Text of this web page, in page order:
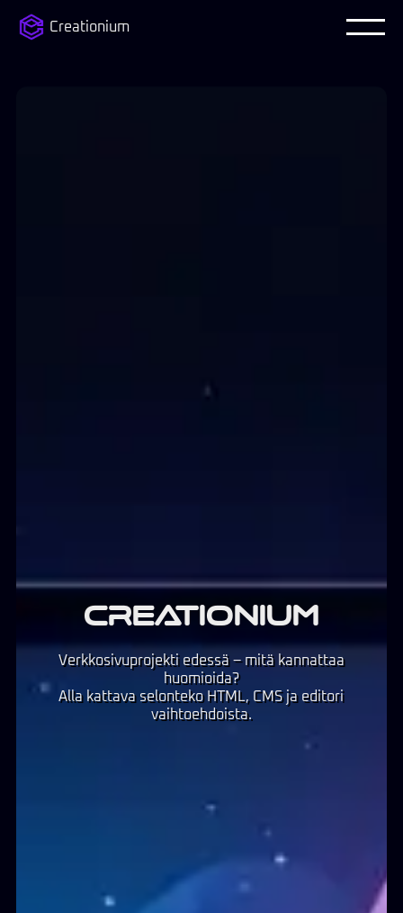
Creationium
CREATIONIUM
Verkkosivuprojekti edessä – mitä kannattaa
huomioida?
Alla kattava selonteko HTML, CMS ja editori
vaihtoehdoista.